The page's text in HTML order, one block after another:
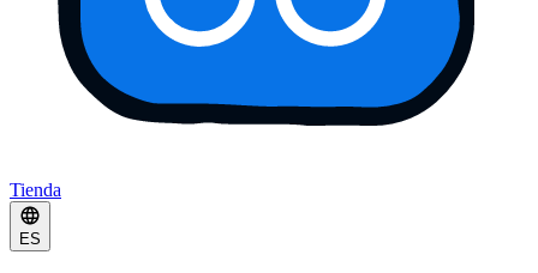
Tienda
ES